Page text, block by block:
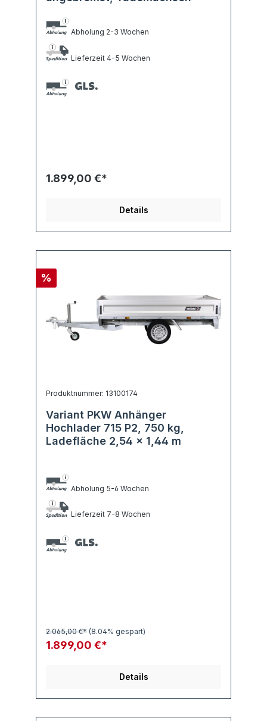
Abholung 2-3 Wochen
Lieferzeit 4-5 Wochen
1.899,00 €*
Details
%
Produktnummer: 13100174
Variant PKW Anhänger
Hochlader 715 P2, 750 kg,
Ladefläche 2,54 x 1,44 m
Abholung 5-6 Wochen
Lieferzeit 7-8 Wochen
1.899,00 €*
2.065,00 €* (8.04% gespart)
Details